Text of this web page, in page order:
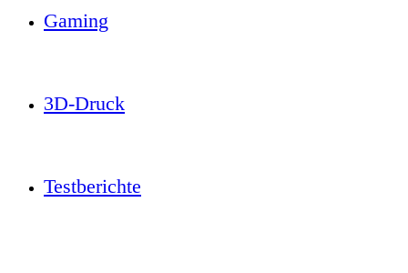
Gaming
3D-Druck
Testberichte